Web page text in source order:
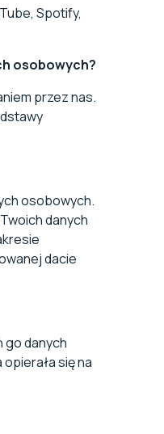
Spotify,
osobowych?
przez nas.
osobowych.
danych
dacie
go danych
się na